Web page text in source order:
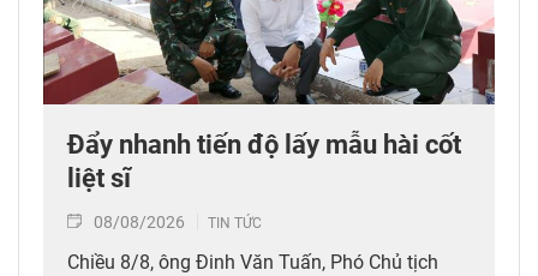
Đẩy nhanh tiến độ lấy mẫu hài cốt
liệt sĩ
08/08/2026 TIN TỨC
Chiều 8/8, ông Đinh Văn Tuấn, Phó Chủ tịch